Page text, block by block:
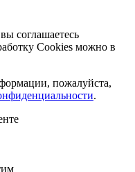
соглашаетесь
Cookies можно в
пожалуйста,
.